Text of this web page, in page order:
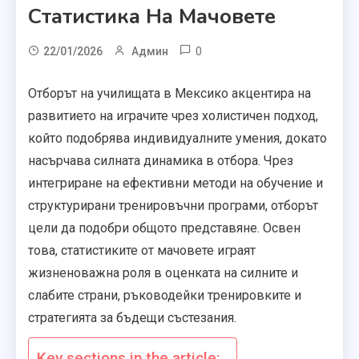
Статистика На Мачовете
22/01/2026 Админ 0
Отборът на училищата в Мексико акцентира на
развитието на играчите чрез холистичен подход,
който подобрява индивидуалните умения, докато
насърчава силната динамика в отбора. Чрез
интегриране на ефективни методи на обучение и
структурирани тренировъчни програми, отборът
цели да подобри общото представяне. Освен
това, статистиките от мачовете играят
жизненоважна роля в оценката на силните и
слабите страни, ръководейки тренировките и
стратегията за бъдещи състезания.